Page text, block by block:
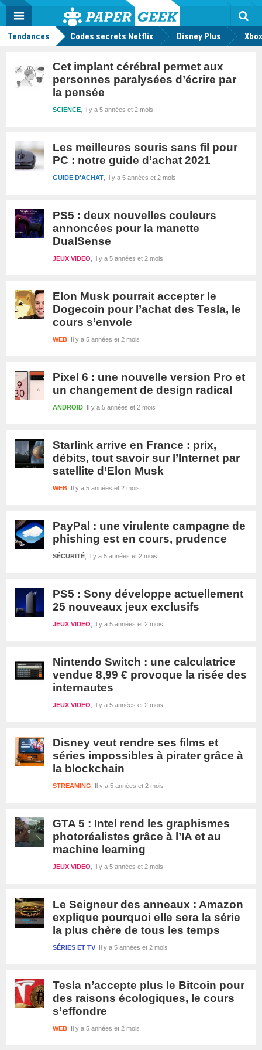
Actu
geek
MENU
Tendances Codes secrets Netflix Disney Plus
Cet implant cérébral permet aux
personnes paralysées d’écrire par
la pensée
Il y a 5 années et 2 mois
SCIENCE
Les meilleures souris sans fil pour
PC : notre guide d’achat 2021
Il y a 5 années et 2 mois
GUIDE D'ACHAT
PS5 : deux nouvelles couleurs
annoncées pour la manette
DualSense
Il y a 5 années et 2 mois
JEUX VIDEO
Elon Musk pourrait accepter le
Dogecoin pour l’achat des Tesla, le
cours s’envole
Il y a 5 années et 2 mois
WEB
Pixel 6 : une nouvelle version Pro et
un changement de design radical
Il y a 5 années et 2 mois
ANDROID
Starlink arrive en France : prix,
débits, tout savoir sur l’Internet par
satellite d’Elon Musk
Il y a 5 années et 2 mois
WEB
PayPal : une virulente campagne de
phishing est en cours, prudence
Il y a 5 années et 2 mois
SÉCURITÉ
PS5 : Sony développe actuellement
25 nouveaux jeux exclusifs
Il y a 5 années et 2 mois
JEUX VIDEO
Nintendo Switch : une calculatrice
vendue 8,99 € provoque la risée des
internautes
Il y a 5 années et 2 mois
JEUX VIDEO
Disney veut rendre ses films et
séries impossibles à pirater grâce à
la blockchain
Il y a 5 années et 2 mois
STREAMING
GTA 5 : Intel rend les graphismes
photoréalistes grâce à l’IA et au
machine learning
Il y a 5 années et 2 mois
JEUX VIDEO
Le Seigneur des anneaux : Amazon
explique pourquoi elle sera la série
la plus chère de tous les temps
Il y a 5 années et 2 mois
SÉRIES ET TV
Tesla n’accepte plus le Bitcoin pour
des raisons écologiques, le cours
s’effondre
Il y a 5 années et 2 mois
WEB
Mode
FacebookTwitter Youtube